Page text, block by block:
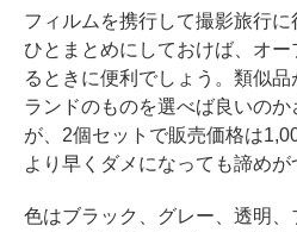
フィルムを携行して撮影旅行
ひとまとめにしておけば、オ
るときに便利でしょう。類似
ランドのものを選べば良いの
が、2個セットで販売価格は
より早くダメになっても諦めが
色はブラック、グレー、透明